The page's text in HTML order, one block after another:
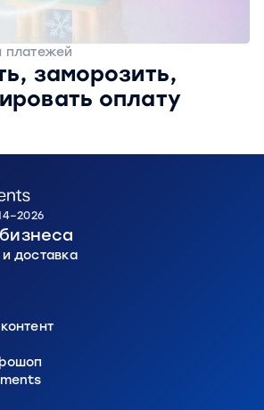
платежей
заморозить,
оплату
доставка